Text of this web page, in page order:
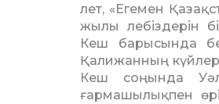
лет, «Егемен
жылы лебіздерін
Кеш барысында
Қалижанның
Кеш соңында
ғармашылықпен